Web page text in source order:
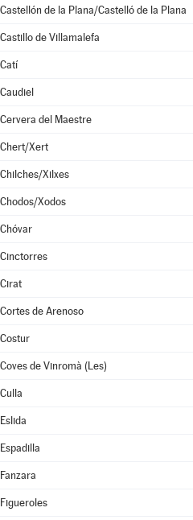
Castellón de la Plana/Castelló de la Plana
Castillo de Villamalefa
Catí
Caudiel
Cervera del Maestre
Chert/Xert
Chilches/Xilxes
Chodos/Xodos
Chóvar
Cinctorres
Cirat
Cortes de Arenoso
Costur
Coves de Vinromà (Les)
Culla
Eslida
Espadilla
Fanzara
Figueroles